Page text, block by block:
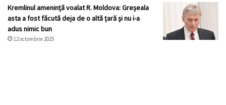
Kremlinul ameninţă voalat R. Moldova: Greșeala
asta a fost făcută deja de o altă țară și nu i-a
adus nimic bun
12 octombrie 2025